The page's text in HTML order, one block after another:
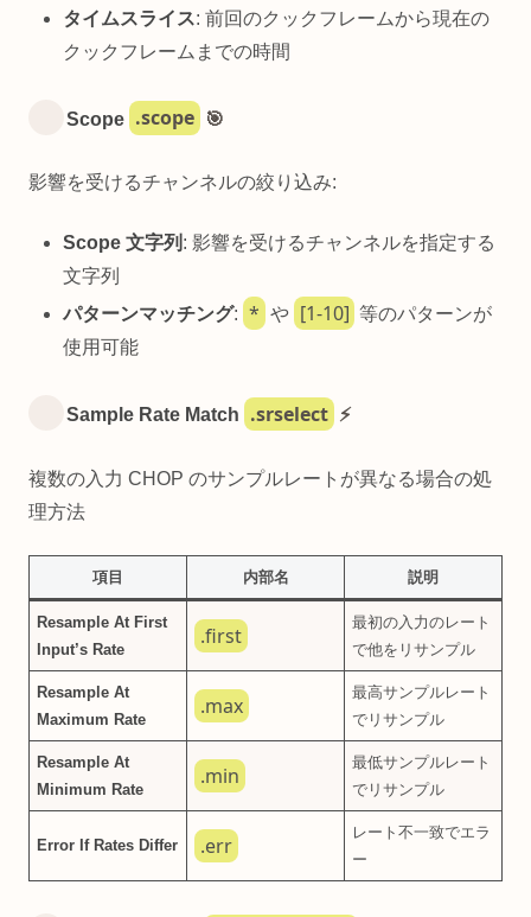
タイムスライス: 前回のクックフレームから現在の
クックフレームまでの時間
Scope .scope 🎯
影響を受けるチャンネルの絞り込み:
Scope 文字列 : 影響を受けるチャンネルを指定する
文字列
パターンマッチング: * や [1-10] 等のパターンが
使用可能
Sample Rate Match .srselect ⚡
複数の入力 CHOP のサンプルレートが異なる場合の処
理方法
項目 内部名 説明
Resample At First
Input’s Rate
.first
最初の入力のレート
で他をリサンプル
Resample At
Maximum Rate
.max
最高サンプルレート
でリサンプル
Resample At
Minimum Rate
.min
最低サンプルレート
でリサンプル
Error If Rates Differ .err
レート不一致でエラ
ー